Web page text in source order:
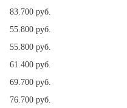
83.700 руб.
55.800 руб.
55.800 руб.
61.400 руб.
69.700 руб.
76.700 руб.